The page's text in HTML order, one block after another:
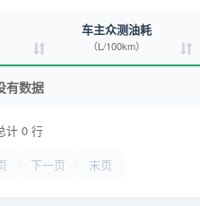
车主众测油耗
（L/100km）
有数据
计 0 行
下一页 末页